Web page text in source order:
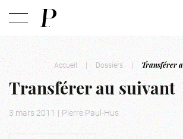
Accueil | Dossiers | Transférer
Transférer au suivant
3 mars 2011 | Pierre Paul-Hus